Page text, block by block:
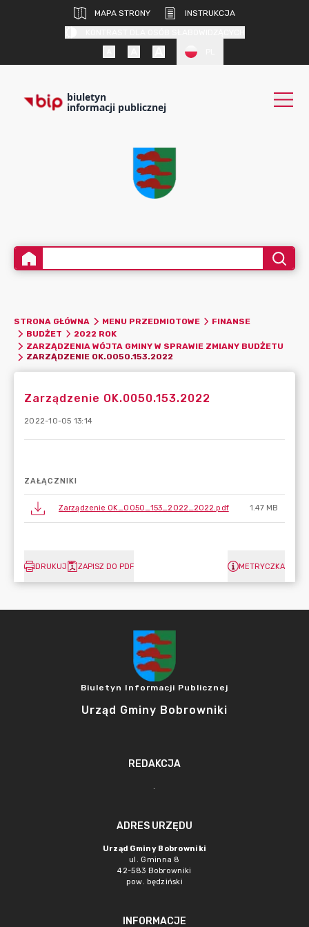
MAPA STRONY
INSTRUKCJA
biuletyn
informacji publicznej
STRONA GŁÓWNA MENU PRZEDMIOTOWE
FINANSE
BUDŻET
2022 ROK
ZARZĄDZENIA WÓJTA GMINY W SPRAWIE ZMIANY BUDŻETU
ZARZĄDZENIE OK.0050.153.2022
Zarządzenie OK.0050.153.2022
2022-10-05 13:14
ZAŁĄCZNIKI
Zarządzenie OK_0050_153_2022_2022.pdf 1.47 MB
DRUKUJ ZAPISZ DO PDF METRYCZKA
Biuletyn Informacji Publicznej
Urząd Gminy Bobrowniki
REDAKCJA
.
ADRES URZĘDU
Urząd Gminy Bobrowniki
ul. Gminna 8
42-583 Bobrowniki
pow. będziński
INFORMACJE